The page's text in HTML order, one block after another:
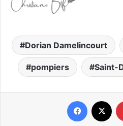
Dorian Damelincourt
pompiers Saint-